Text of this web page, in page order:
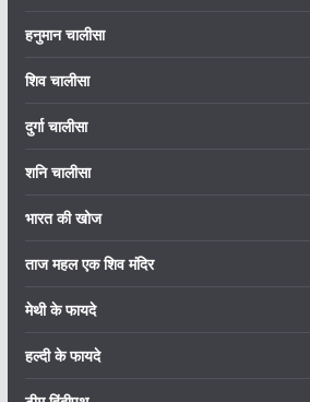
हनुमान चालीसा
शिव चालीसा
दुर्गा चालीसा
शनि चालीसा
भारत की खोज
ताज महल एक शिव मंदिर
मेथी के फायदे
हल्दी के फायदे